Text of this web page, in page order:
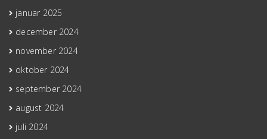
januar 2025
december 2024
november 2024
oktober 2024
september 2024
august 2024
juli 2024